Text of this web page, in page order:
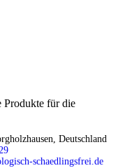
Produkte für die
Deutschland
schaedlingsfrei.de